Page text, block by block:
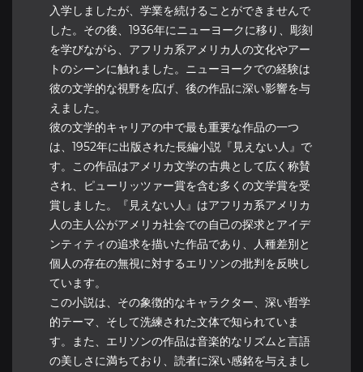
入学しましたが、学業を続けることができませんで
した。その後、1936年にニューヨークに移り、彫刻
を学びながら、アフリカ系アメリカ人の文化やアー
トのシーンに触れました。ニューヨークでの経験は
彼の文学的な視野を広げ、後の作品に深い影響を与
えました。
彼の文学的キャリアの中で最も重要な作品の一つ
は、1952年に出版された長編小説『見えない人』で
す。この作品はアメリカ文学の古典として広く称賛
され、ピューリッツァー賞を含む多くの文学賞を受
賞しました。『見えない人』はアフリカ系アメリカ
人の主人公がアメリカ社会での自己の探求とアイデ
ンティティの追求を描いた作品であり、人種差別と
個人の存在の無視に対するエリソンの批判を反映し
ています。
この小説は、その象徴的なキャラクター、深い哲学
的テーマ、そして洗練された文体で知られていま
す。また、エリソンの作品は音楽的なリズムと言語
の美しさに満ちており、読者に深い感銘を与えまし